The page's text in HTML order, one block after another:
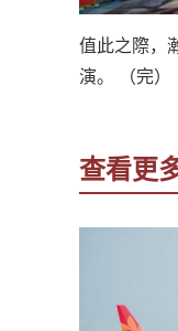
值此之際，
演。 （完）
查看更